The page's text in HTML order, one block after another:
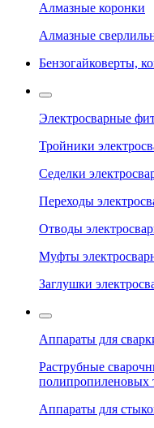
Алмазные коронки
Алмазные
Бензогайковерты,
Электросварные
Тройники
Седелки
Переходы
Отводы
Муфты
Заглушки
Аппараты для
Раструбные
полипропиленовых
Аппараты для